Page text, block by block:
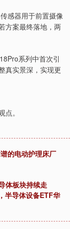
感器用于前置摄像
方案最终落地，两
系列中首次引
真实景深，实现更
。
的电动护理床厂
体板块持续走
半导体设备ETF华